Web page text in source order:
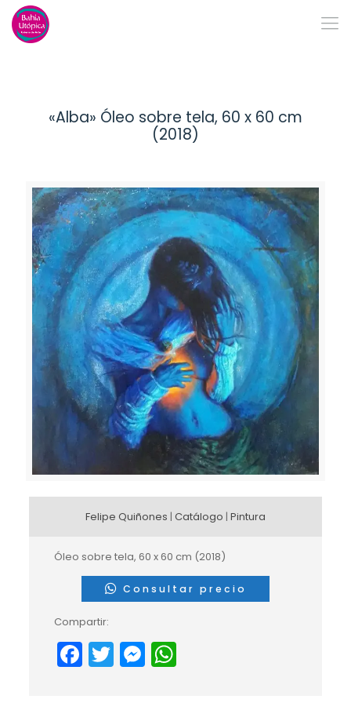
«Alba» Óleo sobre tela, 60 x 60 cm
(2018)
Felipe Quiñones | Catálogo | Pintura
Óleo sobre tela, 60 x 60 cm (2018)
Consultar precio
Compartir:
Facebook
TwitterMessenger
WhatsApp